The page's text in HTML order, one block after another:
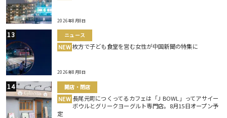
2026年8月8日
ニュース
NEW 枚方で子ども食堂を営む女性が中国新聞の特集に
2026年8月8日
開店・閉店
NEW 長尾元町につくってるカフェは「J BOWL」ってアサイー
ボウルとグリークヨーグルト専門店。8月15日オープン予
定